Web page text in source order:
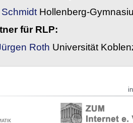
Hollenberg-
für RLP:
Roth Universität